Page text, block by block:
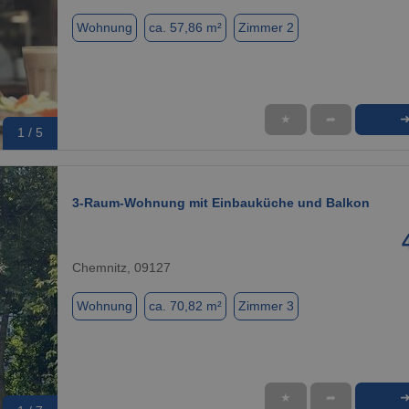
1 / 5
Wohnung ca. 57,86 m² Zimmer 2
★ ➦ ➜
3-Raum-Wohnung mit Einbauküche und Balkon
Chemnitz, 09127
Wohnung ca. 70,82 m² Zimmer 3
★ ➦ ➜